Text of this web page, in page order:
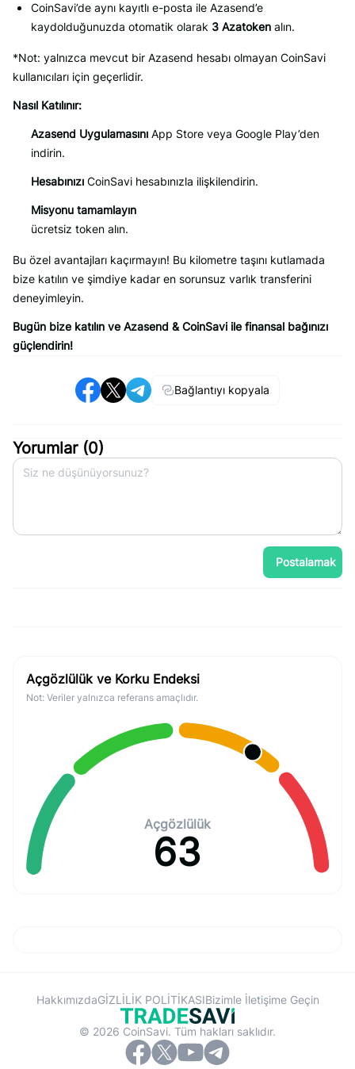
CoinSavi’de aynı kayıtlı e-posta ile Azasend’e
kaydolduğunuzda otomatik olarak 3 Azatoken alın.
*Not: yalnızca mevcut bir Azasend hesabı olmayan CoinSavi
kullanıcıları için geçerlidir.
Nasıl Katılınır:
Azasend Uygulamasını App Store veya Google Play’den
indirin.
Hesabınızı CoinSavi hesabınızla ilişkilendirin.
Misyonu tamamlayın
ücretsiz token alın.
Bu özel avantajları kaçırmayın! Bu kilometre taşını kutlamada
bize katılın ve şimdiye kadar en sorunsuz varlık transferini
deneyimleyin.
Bugün bize katılın ve Azasend & CoinSavi ile finansal bağınızı
güçlendirin!
Bağlantıyı kopyala
Yorumlar (0)
Postalamak
Açgözlülük ve Korku Endeksi
Not: Veriler yalnızca referans amaçlıdır.
Açgözlülük
63
© 2026 CoinSavi. Tüm hakları saklıdır.
HakkımızdaGİZLİLİK POLİTİKASIBizimle İletişime Geçin